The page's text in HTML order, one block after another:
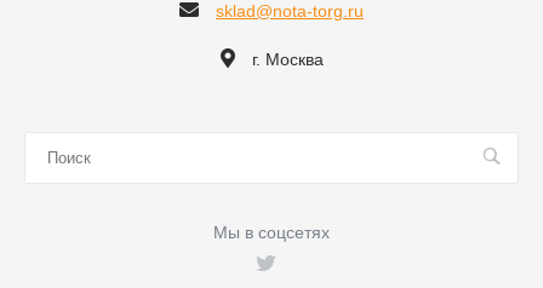
sklad@nota-torg.ru
г. Москва
Мы в соцсетях